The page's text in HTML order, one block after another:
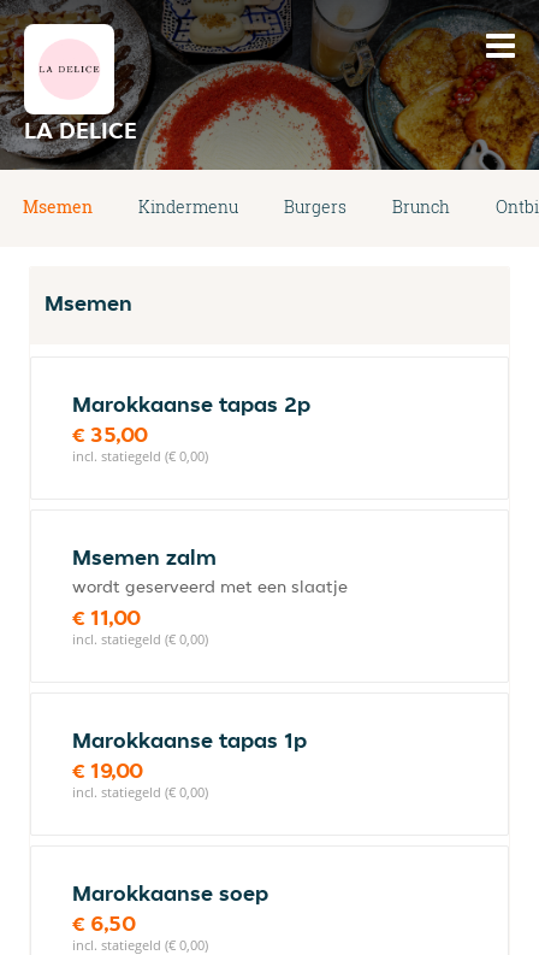
LA DELICE
Msemen Kindermenu Burgers Brunch
Msemen
Marokkaanse tapas 2p
€ 35,00
incl. statiegeld (€ 0,00)
Msemen zalm
wordt geserveerd met een slaatje
€ 11,00
incl. statiegeld (€ 0,00)
Marokkaanse tapas 1p
€ 19,00
incl. statiegeld (€ 0,00)
Marokkaanse soep
€ 6,50
incl. statiegeld (€ 0,00)